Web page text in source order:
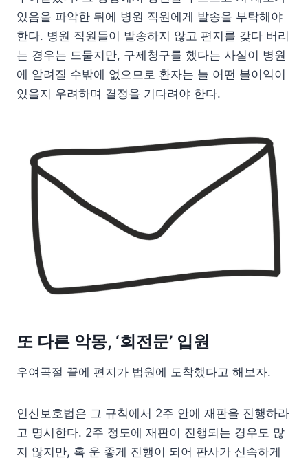
있음을 파악한 뒤에 병원 직원에게 발송을 부탁해야
한다. 병원 직원들이 발송하지 않고 편지를 갖다 버리
는 경우는 드물지만, 구제청구를 했다는 사실이 병원
에 알려질 수밖에 없으므로 환자는 늘 어떤 불이익이
있을지 우려하며 결정을 기다려야 한다.
또 다른 악몽, ‘회전문’ 입원
우여곡절 끝에 편지가 법원에 도착했다고 해보자.
인신보호법은 그 규칙에서 2주 안에 재판을 진행하라
고 명시한다. 2주 정도에 재판이 진행되는 경우도 많
지 않지만, 혹 운 좋게 진행이 되어 판사가 신속하게